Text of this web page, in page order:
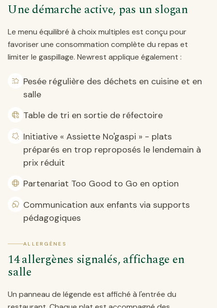
Une démarche active, pas un slogan
Le menu équilibré à choix multiples est conçu pour
favoriser une consommation complète du repas et
limiter le gaspillage. Newrest applique également :
Pesée régulière des déchets en cuisine et en
salle
Table de tri en sortie de réfectoire
Initiative « Assiette No'gaspi » - plats
préparés en trop reproposés le lendemain à
prix réduit
Partenariat Too Good to Go en option
Communication aux enfants via supports
pédagogiques
ALLERGÈNES
14 allergènes signalés, affichage en
salle
Un panneau de légende est affiché à l'entrée du